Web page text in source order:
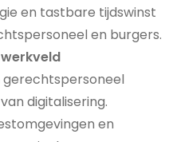
en tastbare tijdswinst
en burgers.
digitalisering.
en